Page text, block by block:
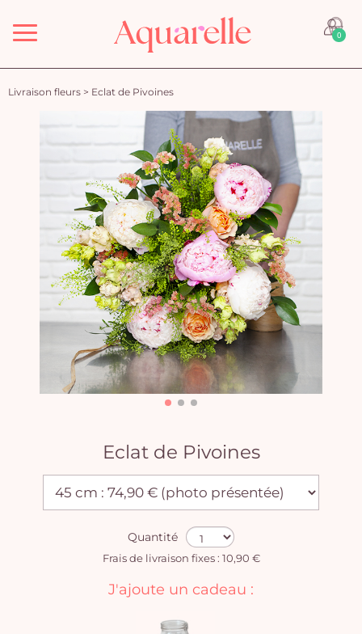
Menu 0
Livraison fleurs > Eclat de Pivoines
Eclat de Pivoines
Quantité
Frais de livraison fixes : 10,90 €
J'ajoute un cadeau :